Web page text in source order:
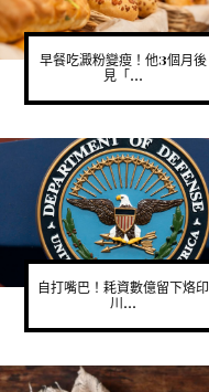
早餐吃澱粉變瘦！他3個月後
見「...
自打嘴巴！耗資數億留下烙印
川...